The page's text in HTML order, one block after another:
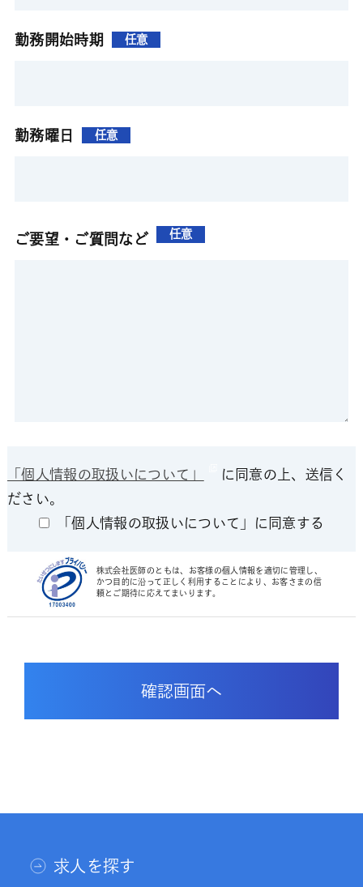
勤務開始時期 任意
勤務曜日 任意
ご要望・ご質問など 任意
「個人情報の取扱いについて」
に同意の上、送信く
ださい。
「個人情報の取扱いについて」に同意する
株式会社医師のともは、お客様の個人情報を適切に管理し、
かつ目的に沿って正しく利用することにより、お客さまの信
頼とご期待に応えてまいります。
求人を探す